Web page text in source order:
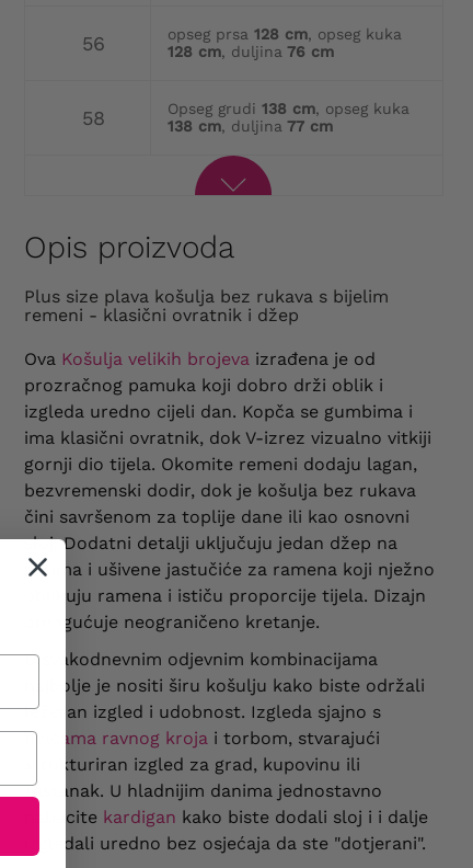
56 opseg prsa 128 cm, opseg kuka
128 cm, duljina 76 cm
58 Opseg grudi 138 cm, opseg kuka
138 cm, duljina 77 cm
Opis proizvoda
Plus size plava košulja bez rukava s bijelim
remeni - klasični ovratnik i džep
Ova Košulja velikih brojevaizrađena je od
prozračnog pamuka koji dobro drži oblik i
izgleda uredno cijeli dan. Kopča se gumbima i
ima klasični ovratnik, dok V-izrez vizualno vitkiji
gornji dio tijela. Okomite remeni dodaju lagan,
bezvremenski dodir, dok je košulja bez rukava
čini savršenom za toplije dane ili kao osnovni
sloj. Dodatni detalji uključuju jedan džep na
prsima i ušivene jastučiće za ramena koji nježno
oblikuju ramena i ističu proporcije tijela. Dizajn
omogućuje neograničeno kretanje.
U svakodnevnim odjevnim kombinacijama
najbolje je nositi širu košulju kako biste održali
ležeran izgled i udobnost. Izgleda sjajno s
hlačama ravnog krojai torbom, stvarajući
strukturiran izgled za grad, kupovinu ili
sastanak. U hladnijim danima jednostavno
nabacite kardigan kako biste dodali sloj i i dalje
izgledali uredno bez osjećaja da ste "dotjerani".